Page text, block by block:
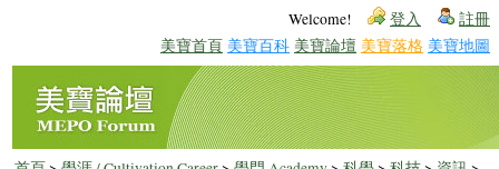
Welcome! 登入 註冊
美寶首頁 美寶百科 美寶論壇 美寶落格 美寶地圖